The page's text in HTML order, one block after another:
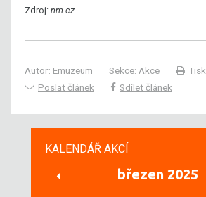
Zdroj: nm.cz
Autor: Emuzeum Sekce: Akce
Tisk
Poslat článek
Sdílet článek
KALENDÁŘ AKCÍ
březen 2025